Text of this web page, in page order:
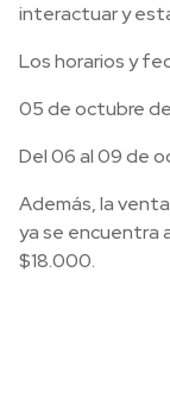
interactuar y
Los horarios y
05 de octubre de
Del 06 al 09 de
Además, la
ya se encuentra
$18.000.